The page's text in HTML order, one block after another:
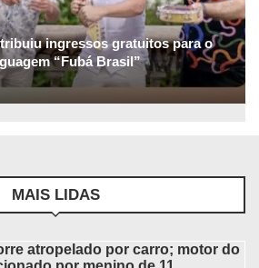
ingressos gratuitos para o
“Fubá Brasil”
MAIS LIDAS
atropelado por carro; motor do